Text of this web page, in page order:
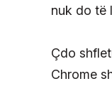
nuk do të
Çdo
Chrome